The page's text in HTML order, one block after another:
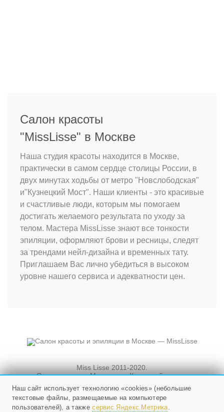
Салон красоты
"MissLisse" в Москве
Наша студия красоты находится в Москве,
практически в самом сердце столицы России, в
двух минутах ходьбы от метро "Новслободская"
и"Кузнецкий Мост". Наши клиенты - это красивые
и счастливые люди, которым мы помогаем
достигать желаемого результата по уходу за
телом. Мастера MissLisse знают все тонкости
эпиляции, оформляют брови и ресницы, следят
за трендами нейл-дизайна и временных тату.
Приглашаем Вас лично убедиться в высоком
уровне нашего сервиса и адекватности цен.
Miss Lisse 2011-2020.
Салон красоты. Москва, ул. Кузнецкий мост, и
Мы работаем ежедневно
с 10 до 21, в воскресенье - с 10 до 20.
Наш сайт использует технологию «cookies» (небольшие
текстовые файлы, размещаемые на компьютере
пользователей), а такжесервис Яндекс.Метрика.